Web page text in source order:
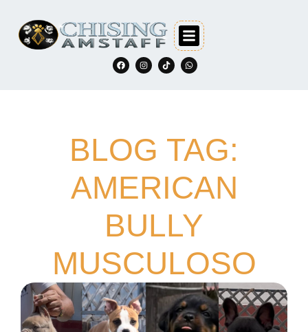
BLOG TAG:
AMERICAN
BULLY
MUSCULOSO